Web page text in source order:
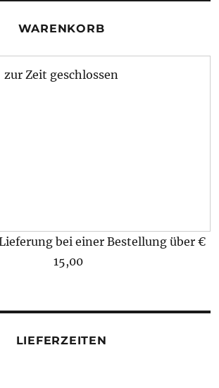
WARENKORB
zur Zeit geschlossen
bei einer Bestellung über €
15,00
LIEFERZEITEN